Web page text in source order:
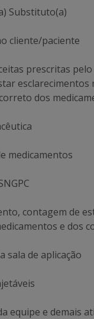
Substituto(a)
cliente/paciente
prescritas pelo
esclarecimentos
dos
medicamentos
contagem de
e dos
sala de aplicação
equipe e demais